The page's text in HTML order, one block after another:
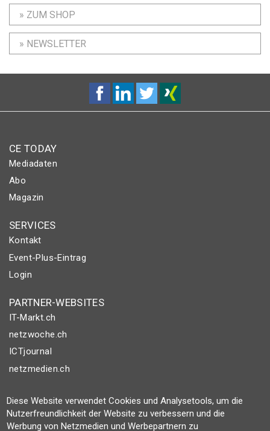
» ZUM SHOP
» NEWSLETTER
CE TODAY
Mediadaten
Abo
Magazin
SERVICES
Kontakt
Event-Plus-Eintrag
Login
PARTNER-WEBSITES
IT-Markt.ch
netzwoche.ch
ICTjournal
netzmedien.ch
© NETZMEDIEN AG 2026
Impressum
AGB
Diese Website verwendet Cookies und Analysetools, um die
Nutzerfreundlichkeit der Website zu verbessern und die
Werbung von Netzmedien und Werbepartnern zu